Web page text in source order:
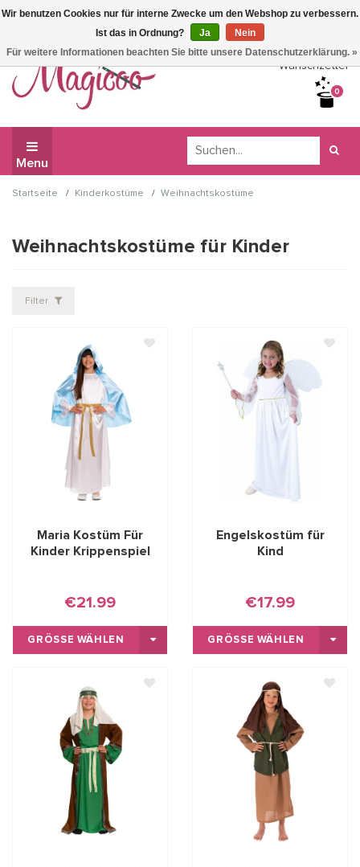
Wir haben Betriebsferien, daher können Sie derzeit nicht
bestellen.
Wunschzettel
0
Menu
Startseite / Kinderkostüme / Weihnachtskostüme
Weihnachtskostüme für Kinder
Filter
Maria Kostüm Für
Kinder Krippenspiel
€21.99
GRÖSSE WÄHLEN
Engelskostüm für
Kind
€17.99
GRÖSSE WÄHLEN
Wir benutzen Cookies nur für interne Zwecke um den Webshop zu verbessern.
Ist das in Ordnung?
Ja
Nein
Für weitere Informationen beachten Sie bitte unsere Datenschutzerklärung. »